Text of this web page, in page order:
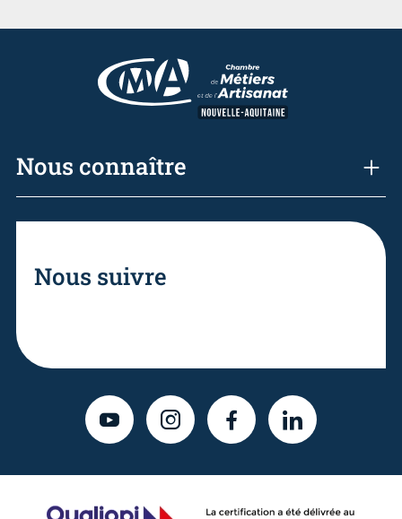
Nous connaître
Nous suivre
YOUTUBEINSTAGRAMFACEBOOKLINKEDIN